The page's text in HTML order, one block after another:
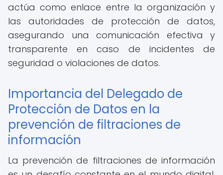
actúa como enlace entre la organización y
las autoridades de protección de datos,
asegurando una comunicación efectiva y
transparente en caso de incidentes de
seguridad o violaciones de datos.
Importancia del Delegado de
Protección de Datos en la
prevención de filtraciones de
información
La prevención de filtraciones de información